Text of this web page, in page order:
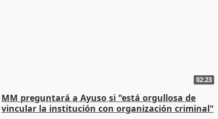
02:23
MM preguntará a Ayuso si "está orgullosa de
vincular la institución con organización criminal"